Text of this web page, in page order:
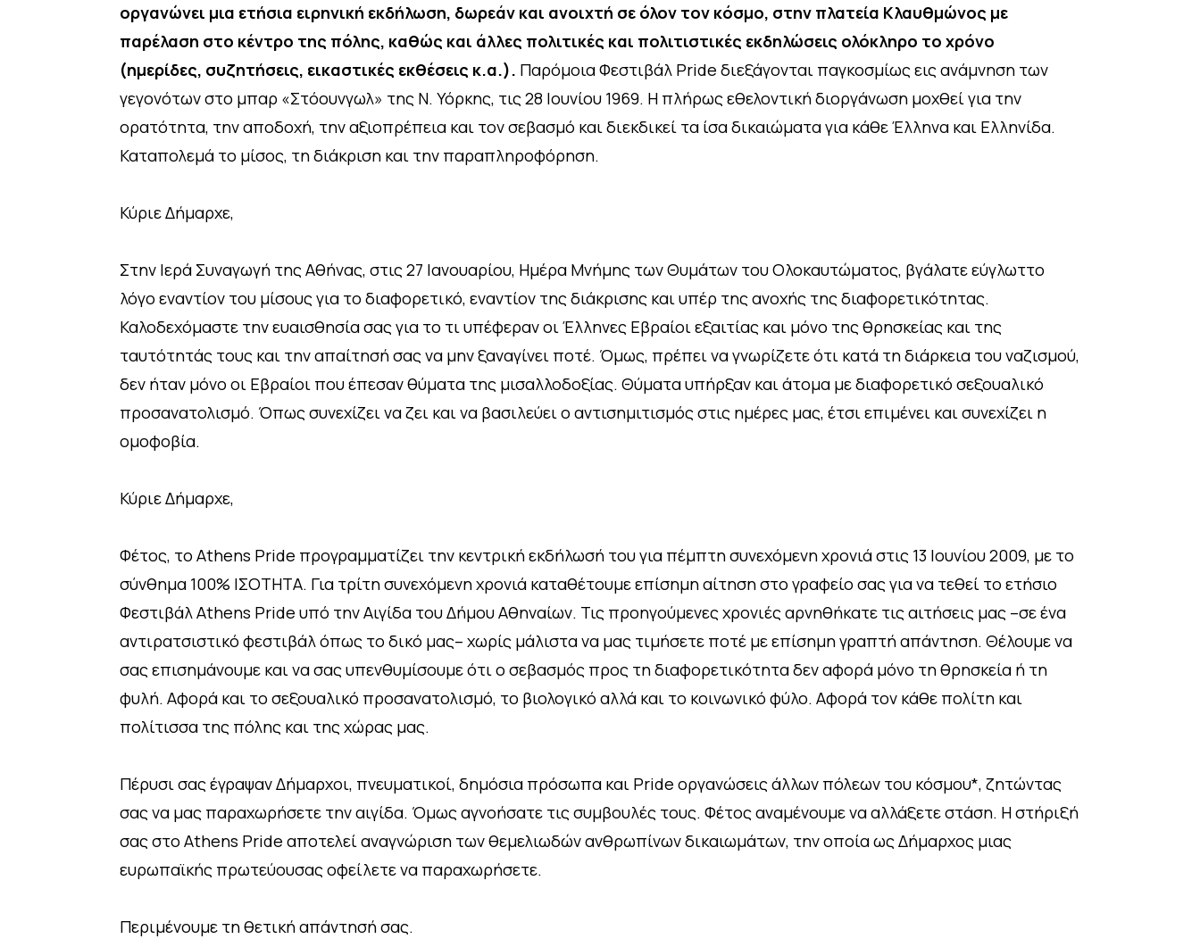
οργανώνει μια ετήσια ειρηνική εκδήλωση, δωρεάν και ανοιχτή σε όλον τον κόσμο, στην πλατεία Κλαυθμώνος με
παρέλαση στο κέντρο της πόλης, καθώς και άλλες πολιτικές και πολιτιστικές εκδηλώσεις ολόκληρο το χρόνο
(ημερίδες, συζητήσεις, εικαστικές εκθέσεις κ.α.). Παρόμοια Φεστιβάλ Pride διεξάγονται παγκοσμίως εις ανάμνηση των
γεγονότων στο μπαρ «Στόουνγωλ» της Ν. Υόρκης, τις 28 Ιουνίου 1969. Η πλήρως εθελοντική διοργάνωση μοχθεί για την
ορατότητα, την αποδοχή, την αξιοπρέπεια και τον σεβασμό και διεκδικεί τα ίσα δικαιώματα για κάθε Έλληνα και Ελληνίδα.
Καταπολεμά το μίσος, τη διάκριση και την παραπληροφόρηση.
Κύριε Δήμαρχε,
Στην Ιερά Συναγωγή της Αθήνας, στις 27 Ιανουαρίου, Ημέρα Μνήμης των Θυμάτων του Ολοκαυτώματος, βγάλατε εύγλωττο
λόγο εναντίον του μίσους για το διαφορετικό, εναντίον της διάκρισης και υπέρ της ανοχής της διαφορετικότητας.
Καλοδεχόμαστε την ευαισθησία σας για το τι υπέφεραν οι Έλληνες Εβραίοι εξαιτίας και μόνο της θρησκείας και της
ταυτότητάς τους και την απαίτησή σας να μην ξαναγίνει ποτέ. Όμως, πρέπει να γνωρίζετε ότι κατά τη διάρκεια του ναζισμού,
δεν ήταν μόνο οι Εβραίοι που έπεσαν θύματα της μισαλλοδοξίας. Θύματα υπήρξαν και άτομα με διαφορετικό σεξουαλικό
προσανατολισμό. Όπως συνεχίζει να ζει και να βασιλεύει ο αντισημιτισμός στις ημέρες μας, έτσι επιμένει και συνεχίζει η
ομοφοβία.
Κύριε Δήμαρχε,
Φέτος, το Αthens Pride προγραμματίζει την κεντρική εκδήλωσή του για πέμπτη συνεχόμενη χρονιά στις 13 Ιουνίου 2009, με το
σύνθημα 100% ΙΣΟΤΗΤΑ. Για τρίτη συνεχόμενη χρονιά καταθέτουμε επίσημη αίτηση στο γραφείο σας για να τεθεί το ετήσιο
Φεστιβάλ Athens Pride υπό την Αιγίδα του Δήμου Αθηναίων. Τις προηγούμενες χρονιές αρνηθήκατε τις αιτήσεις μας –σε ένα
αντιρατσιστικό φεστιβάλ όπως το δικό μας– χωρίς μάλιστα να μας τιμήσετε ποτέ με επίσημη γραπτή απάντηση. Θέλουμε να
σας επισημάνουμε και να σας υπενθυμίσουμε ότι ο σεβασμός προς τη διαφορετικότητα δεν αφορά μόνο τη θρησκεία ή τη
φυλή. Αφορά και το σεξουαλικό προσανατολισμό, το βιολογικό αλλά και το κοινωνικό φύλο. Αφορά τον κάθε πολίτη και
πολίτισσα της πόλης και της χώρας μας.
Πέρυσι σας έγραψαν Δήμαρχοι, πνευματικοί, δημόσια πρόσωπα και Pride οργανώσεις άλλων πόλεων του κόσμου*, ζητώντας
σας να μας παραχωρήσετε την αιγίδα. Όμως αγνοήσατε τις συμβουλές τους. Φέτος αναμένουμε να αλλάξετε στάση. Η στήριξή
σας στο Athens Pride αποτελεί αναγνώριση των θεμελιωδών ανθρωπίνων δικαιωμάτων, την οποία ως Δήμαρχος μιας
ευρωπαϊκής πρωτεύουσας οφείλετε να παραχωρήσετε.
Περιμένουμε τη θετική απάντησή σας.